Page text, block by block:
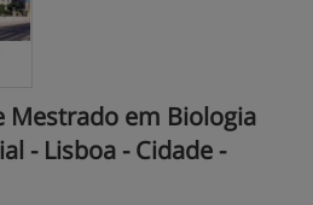
Mestrado em Biologia
- Lisboa - Cidade -